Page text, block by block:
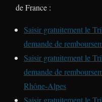
de France :
Saisir gratuitement le
demande de
Saisir gratuitement le
demande de
Rhône-Alpes
Saisir gratuitement le